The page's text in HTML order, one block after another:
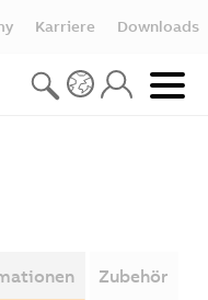
Karriere Downloads
Zubehör